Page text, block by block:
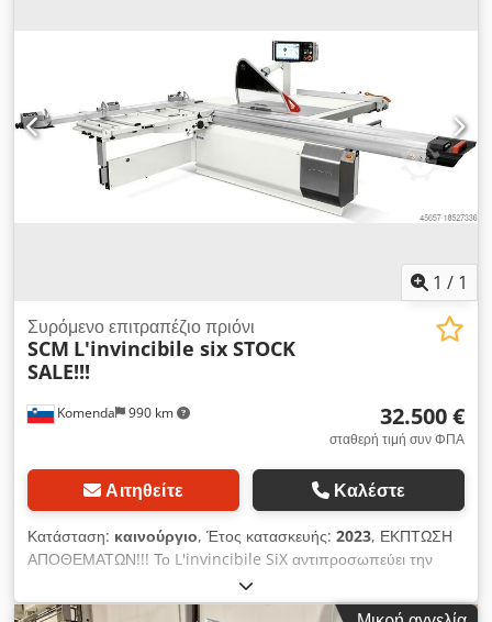
mm Άνοιγμα προπριονόλαμας: 20 mm Αριθμός στροφών
κύριας πριονόλαμας: 3000 / 4000 / 5000 στροφές/λεπτό
Αριθμός στροφών προπριονόλαμας: 8500 στροφές/λεπτό
Μέγιστο ύψος κοπής στις 90°: 130–140 mm Μέγιστο ύψος
κοπής στις 45°: 97 mm Κλίση πριονόλαμας: 0–45° Μέγιστο
πλάτος κοπής με παράλληλο οδηγό: 1250–1400 mm
Τριφασικός κινητήρας: 5,5 kW (7,5 HP) – στάνταρ Κινητήρας
προπριονόλαμας: 0,75–1,0 kW Βάρος: 860 kg
1 / 1
Komenda 990 km
Συρόμενο επιτραπέζιο πριόνι
SCM L'invincibile six STOCK
SALE!!!
32.500 €
σταθερή τιμή συν ΦΠΑ
Αιτηθείτε Καλέστε
Κατάσταση: καινούργιο, Έτος κατασκευής: 2023, ΕΚΠΤΩΣΗ
ΑΠΟΘΕΜΑΤΩΝ!!! Το L'invincibile SiX αντιπροσωπεύει την
υψηλότερη βαθμίδα πριονιών πάνελ. Το βασικό του
πλεονέκτημα είναι η κλίση της λεπίδας διπλής κατεύθυνσης